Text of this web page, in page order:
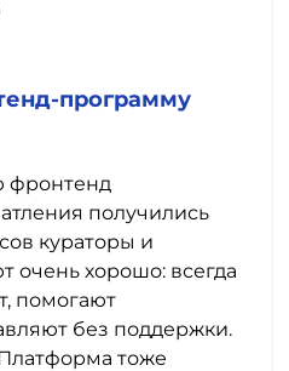
программу
фронтенд
получились
кураторы и
очень хорошо: всегда
помогают
без поддержки.
тоже